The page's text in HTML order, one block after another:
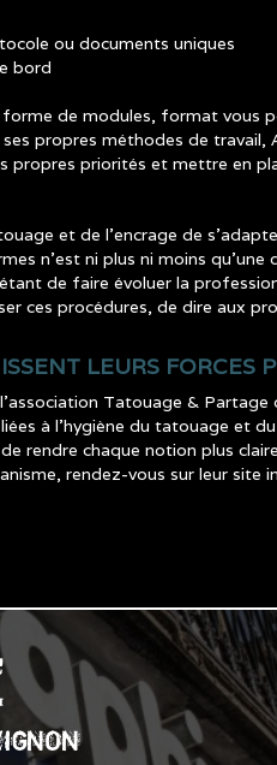
ou documents uniques
bord
de modules, format
propres méthodes de travail,
propres priorités et mettre en
et de l’encrage de
n’est ni plus ni moins
de faire évoluer la
ces procédures, de dire aux
LEURS FORCES
Tatouage &
à l’hygiène du tatouage et du
rendre chaque notion plus
rendez-vous sur leur site